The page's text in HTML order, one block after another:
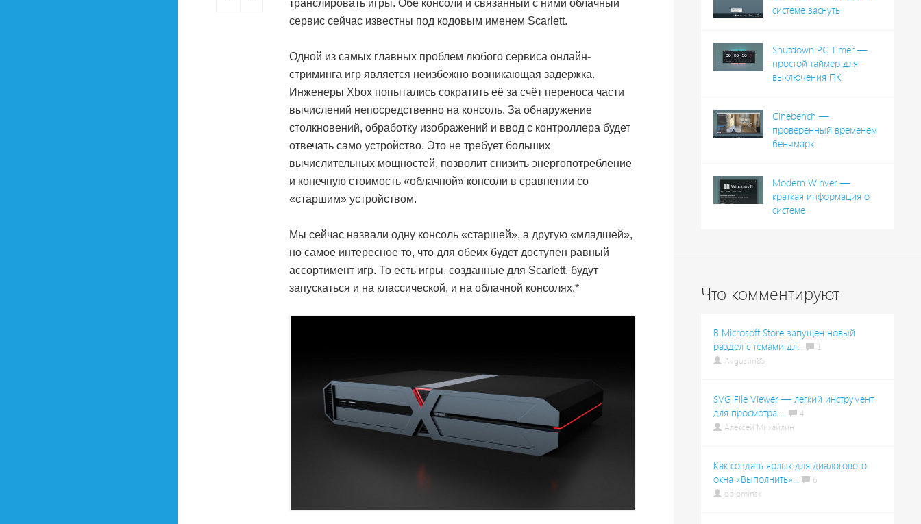
транслировать игры. Обе консоли и связанный с ними облачный
сервис сейчас известны под кодовым именем Scarlett.
Одной из самых главных проблем любого сервиса онлайн-
стриминга игр является неизбежно возникающая задержка.
Инженеры Xbox попытались сократить её за счёт переноса части
вычислений непосредственно на консоль. За обнаружение
столкновений, обработку изображений и ввод с контроллера будет
отвечать само устройство. Это не требует больших
вычислительных мощностей, позволит снизить энергопотребление
и конечную стоимость «облачной» консоли в сравнении со
«старшим» устройством.
Мы сейчас назвали одну консоль «старшей», а другую «младшей»,
но самое интересное то, что для обеих будет доступен равный
ассортимент игр. То есть игры, созданные для Scarlett, будут
запускаться и на классической, и на облачной консолях.*
системе заснуть
Shutdown PC Timer —
простой таймер для
выключения ПК
Cinebench —
проверенный временем
бенчмарк
Modern Winver —
краткая информация о
системе
Что комментируют
В Microsoft Store запущен новый
раздел с темами дл...
1
Avgustin85
SVG File Viewer — лёгкий инструмент
для просмотра ...
4
Алексей Михайлин
Как создать ярлык для диалогового
окна «Выполнить»...
6
oblominsk